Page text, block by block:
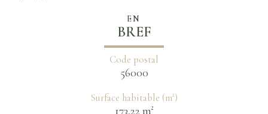
EN
BREF
Code postal
56000
Surface habitable (m²)
173,22 m²